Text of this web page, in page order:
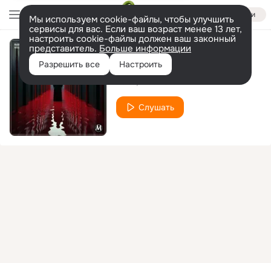
Войти
Мы используем cookie-файлы, чтобы улучшить
сервисы для вас. Если ваш возраст менее 13 лет,
настроить cookie-файлы должен ваш законный
представитель. Больше информации
Разрешить все Настроить
Soulfly
Слушать